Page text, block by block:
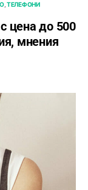
ТЕЛЕФОНИ
ценa до 500
мнения